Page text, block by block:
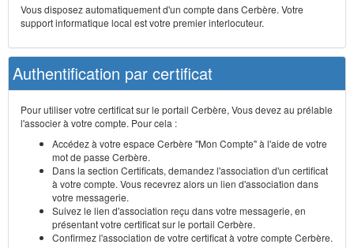
Vous disposez automatiquement d'un compte dans Cerbère. Votre
support informatique local est votre premier interlocuteur.
Authentification par certificat
Pour utiliser votre certificat sur le portail Cerbère, Vous devez au prélable
l'associer à votre compte. Pour cela :
Accédez à votre espace Cerbère "Mon Compte" à l'aide de votre
mot de passe Cerbère.
Dans la section Certificats, demandez l'association d'un certificat
à votre compte. Vous recevrez alors un lien d'association dans
votre messagerie.
Suivez le lien d'association reçu dans votre messagerie, en
présentant votre certificat sur le portail Cerbère.
Confirmez l'association de votre certificat à votre compte Cerbère.